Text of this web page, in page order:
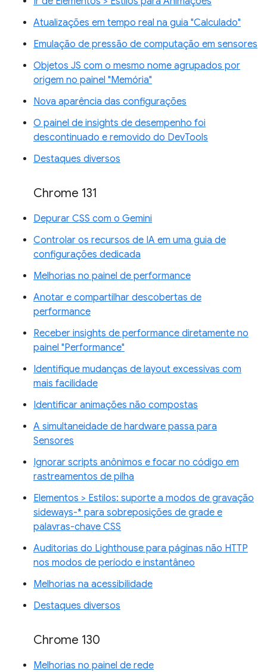
Atualizações em tempo real na guia "Calculado"
Emulação de pressão de computação em sensores
Objetos JS com o mesmo nome agrupados por
origem no painel "Memória"
Nova aparência das configurações
O painel de insights de desempenho foi
descontinuado e removido do DevTools
Destaques diversos
Chrome 131
Depurar CSS com o Gemini
Controlar os recursos de IA em uma guia de
configurações dedicada
Melhorias no painel de performance
Anotar e compartilhar descobertas de
performance
Receber insights de performance diretamente no
painel "Performance"
Identifique mudanças de layout excessivas com
mais facilidade
Identificar animações não compostas
A simultaneidade de hardware passa para
Sensores
Ignorar scripts anônimos e focar no código em
rastreamentos de pilha
Elementos > Estilos: suporte a modos de gravação
sideways-* para sobreposições de grade e
palavras-chave CSS
Auditorias do Lighthouse para páginas não HTTP
nos modos de período e instantâneo
Melhorias na acessibilidade
Destaques diversos
Chrome 130
Melhorias no painel de rede